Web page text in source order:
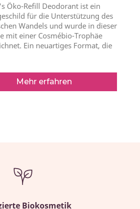
Öko-Refill Deodorant ist ein
für die Unterstützung des
Wandels und wurde in dieser
mit einer Cosmébio-Trophäe
Ein neuartiges Format, die
Mehr erfahren
Biokosmetik